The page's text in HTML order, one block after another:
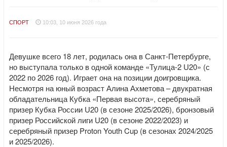
СПОРТ 10:03, 10 июня 2026 года
Девушке всего 18 лет, родилась она в Санкт-Петербурге,
но выступала только в одной команде «Тулица-2 U20» (с
2022 по 2026 год). Играет она на позиции доигровщика.
Несмотря на юный возраст Алина Ахметова – двукратная
обладательница Кубка «Первая высота», серебряный
призер Кубка России U20 (в сезоне 2025/2026), бронзовый
призер Российской лиги U20 (в сезоне 2022/2023) и
серебряный призер Proton Youth Cup (в сезонах 2024/2025
и 2025/2026).